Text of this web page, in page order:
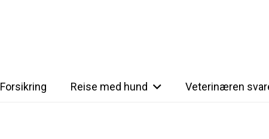
Forsikring Reise med hund Veterinæren